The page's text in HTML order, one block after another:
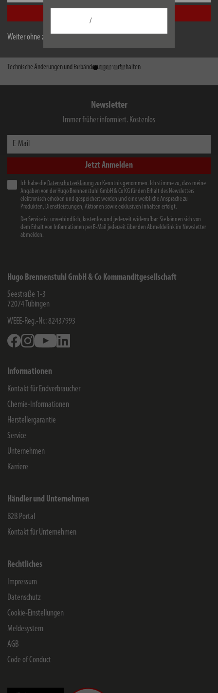
Weiter ohne zu akzeptieren
/
1508533
GB
Technische Änderungen und Farbänderungen vorbehalten
Newsletter
Immer früher informiert. Kostenlos
E-Mail
Jetzt Anmelden
Ich habe die Datenschutzerklärung zur Kenntnis genommen. Ich stimme zu, dass meine
Angaben von der Hugo Brennenstuhl GmbH & Co KG für den Erhalt des Newsletters
elektronisch erhoben und gespeichert werden und eine werbliche Ansprache zu
Produkten, Dienstleistungen, Aktionen sowie exklusiven Inhalten erfolgt.
Der Service ist unverbindlich, kostenlos und jederzeit widerrufbar. Sie können sich von
dem Erhalt von Informationen per E-Mail jederzeit über den Abmeldelink im Newsletter
abmelden.
Hugo Brennenstuhl GmbH & Co Kommanditgesellschaft
Seestraße 1-3
72074 Tübingen
WEEE-Reg.-Nr.: 82437993
FacebookInstagramYoutube
Informationen
Kontakt für Endverbraucher
Chemie-Informationen
Herstellergarantie
Service
Unternehmen
Karriere
Händler und Unternehmen
B2B Portal
Kontakt für Unternehmen
Rechtliches
Impressum
Datenschutz
Cookie-Einstellungen
Meldesystem
AGB
Code of Conduct